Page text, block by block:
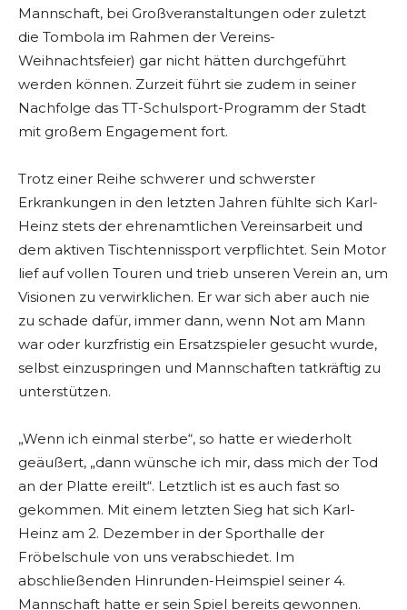
Mannschaft, bei Großveranstaltungen oder zuletzt
die Tombola im Rahmen der Vereins-
Weihnachtsfeier) gar nicht hätten durchgeführt
werden können. Zurzeit führt sie zudem in seiner
Nachfolge das TT-Schulsport-Programm der Stadt
mit großem Engagement fort.
Trotz einer Reihe schwerer und schwerster
Erkrankungen in den letzten Jahren fühlte sich Karl-
Heinz stets der ehrenamtlichen Vereinsarbeit und
dem aktiven Tischtennissport verpflichtet. Sein Motor
lief auf vollen Touren und trieb unseren Verein an, um
Visionen zu verwirklichen. Er war sich aber auch nie
zu schade dafür, immer dann, wenn Not am Mann
war oder kurzfristig ein Ersatzspieler gesucht wurde,
selbst einzuspringen und Mannschaften tatkräftig zu
unterstützen.
„Wenn ich einmal sterbe“, so hatte er wiederholt
geäußert, „dann wünsche ich mir, dass mich der Tod
an der Platte ereilt“. Letztlich ist es auch fast so
gekommen. Mit einem letzten Sieg hat sich Karl-
Heinz am 2. Dezember in der Sporthalle der
Fröbelschule von uns verabschiedet. Im
abschließenden Hinrunden-Heimspiel seiner 4.
Mannschaft hatte er sein Spiel bereits gewonnen.